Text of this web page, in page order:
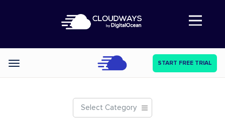
Abre a navegação
Categories START FREE TRIAL
Select Category